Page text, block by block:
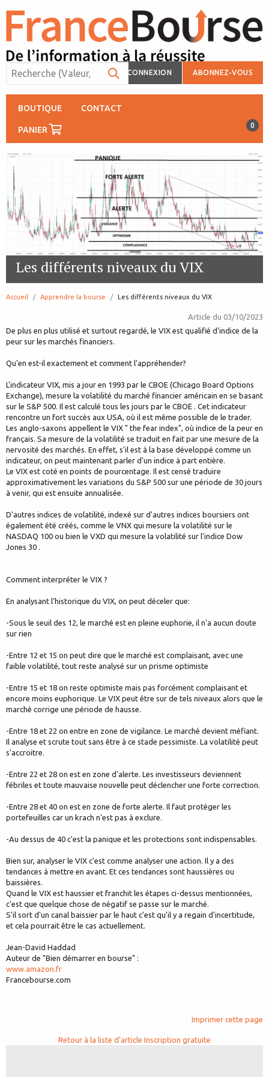
CONNEXION ABONNEZ-VOUS
BOUTIQUE CONTACT
PANIER 0
Les différents niveaux du VIX
Accueil Apprendre la bourse page:
Les différents niveaux du VIX
Article du 03/10/2023
De plus en plus utilisé et surtout regardé, le VIX est qualifié d'indice de la
peur sur les marchés financiers.
Qu'en est-il exactement et comment l'appréhender?
L'indicateur VIX, mis a jour en 1993 par le CBOE (Chicago Board Options
Exchange), mesure la volatilité du marché financier américain en se basant
sur le S&P 500. Il est calculé tous les jours par le CBOE . Cet indicateur
rencontre un fort succès aux USA, où il est même possible de le trader.
Les anglo-saxons appellent le VIX " the fear index", où indice de la peur en
français. Sa mesure de la volatilité se traduit en fait par une mesure de la
nervosité des marchés. En effet, s'il est à la base développé comme un
indicateur, on peut maintenant parler d'un indice à part entière.
Le VIX est coté en points de pourcentage. Il est censé traduire
approximativement les variations du S&P 500 sur une période de 30 jours
à venir, qui est ensuite annualisée.
D'autres indices de volatilité, indexé sur d'autres indices boursiers ont
également été créés, comme le VNX qui mesure la volatilité sur le
NASDAQ 100 ou bien le VXD qui mesure la volatilité sur l'indice Dow
Jones 30 .
Comment interpréter le VIX ?
En analysant l'historique du VIX, on peut déceler que:
-Sous le seuil des 12, le marché est en pleine euphorie, il n'a aucun doute
sur rien
-Entre 12 et 15 on peut dire que le marché est complaisant, avec une
faible volatilité, tout reste analysé sur un prisme optimiste
-Entre 15 et 18 on reste optimiste mais pas forcément complaisant et
encore moins euphorique. Le VIX peut être sur de tels niveaux alors que le
marché corrige une période de hausse.
-Entre 18 et 22 on entre en zone de vigilance. Le marché devient méfiant.
Il analyse et scrute tout sans être à ce stade pessimiste. La volatilité peut
s'accroitre.
-Entre 22 et 28 on est en zone d'alerte. Les investisseurs deviennent
fébriles et toute mauvaise nouvelle peut déclencher une forte correction.
-Entre 28 et 40 on est en zone de forte alerte. Il faut protéger les
portefeuilles car un krach n'est pas à exclure.
-Au dessus de 40 c'est la panique et les protections sont indispensables.
Bien sur, analyser le VIX c'est comme analyser une action. Il y a des
tendances à mettre en avant. Et ces tendances sont haussières ou
baissières.
Quand le VIX est haussier et franchit les étapes ci-dessus mentionnées,
c'est que quelque chose de négatif se passe sur le marché.
S'il sort d'un canal baissier par le haut c'est qu'il y a regain d'incertitude,
et cela pourrait être le cas actuellement.
Jean-David Haddad
Auteur de "Bien démarrer en bourse" :
www.amazon.fr
Francebourse.com
Imprimer cette page
Retour à la liste d'article Inscription gratuite